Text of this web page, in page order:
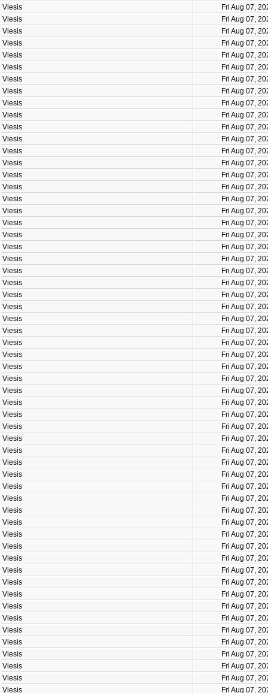
Viesis
Fri Aug 07,
Viesis
Fri Aug 07,
Viesis
Fri Aug 07,
Viesis
Fri Aug 07,
Viesis
Fri Aug 07,
Viesis
Fri Aug 07,
Viesis
Fri Aug 07,
Viesis
Fri Aug 07,
Viesis
Fri Aug 07,
Viesis
Fri Aug 07,
Viesis
Fri Aug 07,
Viesis
Fri Aug 07,
Viesis
Fri Aug 07,
Viesis
Fri Aug 07,
Viesis
Fri Aug 07,
Viesis
Fri Aug 07,
Viesis
Fri Aug 07,
Viesis
Fri Aug 07,
Viesis
Fri Aug 07,
Viesis
Fri Aug 07,
Viesis
Fri Aug 07,
Viesis
Fri Aug 07,
Viesis
Fri Aug 07,
Viesis
Fri Aug 07,
Viesis
Fri Aug 07,
Viesis
Fri Aug 07,
Viesis
Fri Aug 07,
Viesis
Fri Aug 07,
Viesis
Fri Aug 07,
Viesis
Fri Aug 07,
Viesis
Fri Aug 07,
Viesis
Fri Aug 07,
Viesis
Fri Aug 07,
Viesis
Fri Aug 07,
Viesis
Fri Aug 07,
Viesis
Fri Aug 07,
Viesis
Fri Aug 07,
Viesis
Fri Aug 07,
Viesis
Fri Aug 07,
Viesis
Fri Aug 07,
Viesis
Fri Aug 07,
Viesis
Fri Aug 07,
Viesis
Fri Aug 07,
Viesis
Fri Aug 07,
Viesis
Fri Aug 07,
Viesis
Fri Aug 07,
Viesis
Fri Aug 07,
Viesis
Fri Aug 07,
Viesis
Fri Aug 07,
Viesis
Fri Aug 07,
Viesis
Fri Aug 07,
Viesis
Fri Aug 07,
Viesis
Fri Aug 07,
Viesis
Fri Aug 07,
Viesis
Fri Aug 07,
Viesis
Fri Aug 07,
Viesis
Fri Aug 07,
Viesis
Fri Aug 07,